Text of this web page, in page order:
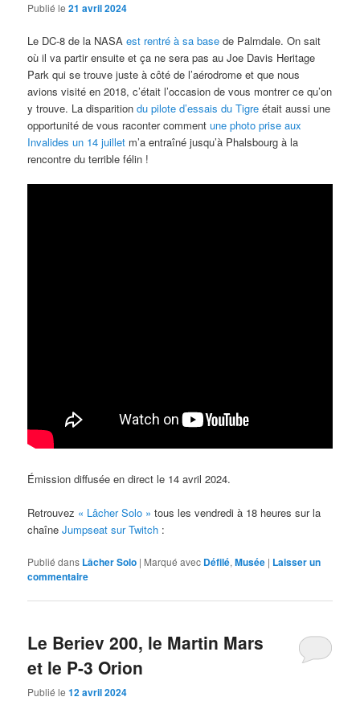
Publié le21 avril 2024
Le DC-8 de la NASAest rentré à sa base de Palmdale. On sait
où il va partir ensuite et ça ne sera pas au Joe Davis Heritage
Park qui se trouve juste à côté de l’aérodrome et que nous
avions visité en 2018, c’était l’occasion de vous montrer ce qu’on
y trouve. La disparitiondu pilote d’essais du Tigre était aussi une
opportunité de vous raconter commentune photo prise aux
Invalides un 14 juillet m’a entraîné jusqu’à Phalsbourg à la
rencontre du terrible félin !
Émission diffusée en direct le 14 avril 2024.
Retrouvez « Lâcher Solo » tous les vendredi à 18 heures sur la
chaîneJumpseat sur Twitch :
Publié dans Lâcher Solo | Marqué avec Défilé,Musée | Laisser un
commentaire
Le Beriev 200, le Martin Mars
et le P-3 Orion
Publié le12 avril 2024